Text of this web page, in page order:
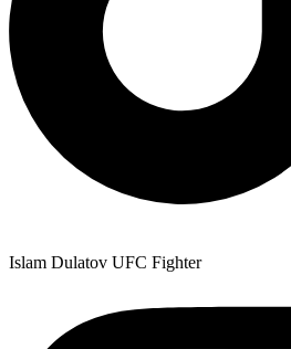
Islam Dulatov UFC Fighter